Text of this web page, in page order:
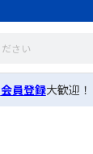
会員登録大歓迎！